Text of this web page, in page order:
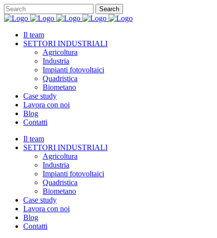
Il team
SETTORI INDUSTRIALI
Agricoltura
Industria
Impianti fotovoltaici
Quadristica
Biometano
Case study
Lavora con noi
Blog
Contatti
Il team
SETTORI INDUSTRIALI
Agricoltura
Industria
Impianti fotovoltaici
Quadristica
Biometano
Case study
Lavora con noi
Blog
Contatti